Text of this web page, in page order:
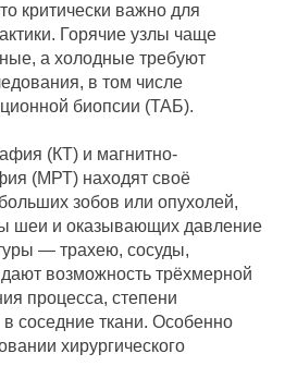
критически важно для
Горячие узлы чаще
а холодные требуют
в том числе
биопсии (ТАБ).
(КТ) и магнитно-
(МРТ) находят своё
зобов или опухолей,
шеи и оказывающих давление
— трахею, сосуды,
возможность трёхмерной
процесса, степени
соседние ткани. Особенно
хирургического